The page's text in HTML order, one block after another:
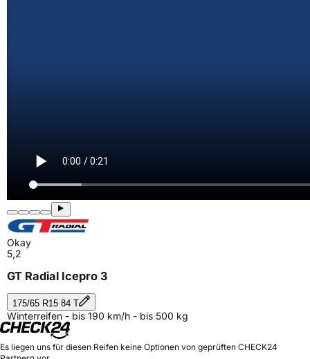
Okay
5,2
GT Radial Icepro 3
175/65 R15 84 T
Winterreifen - bis 190 km/h - bis 500 kg
Es liegen uns für diesen Reifen keine Optionen von geprüften CHECK24